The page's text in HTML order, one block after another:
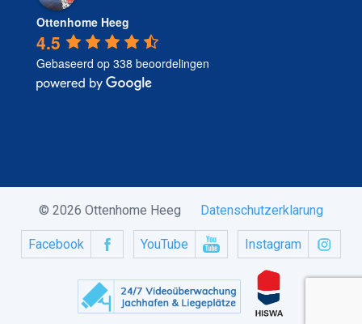
Ottenhome Heeg
4.5
Gebaseerd op 338 beoordelingen
© 2026 Ottenhome Heeg Datenschutzerklarung
Facebook YouTube Instagram